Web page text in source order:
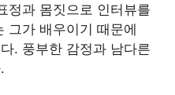
정과 몸짓으로 인터뷰를
그가 배우이기 때문에
. 풍부한 감정과 남다른